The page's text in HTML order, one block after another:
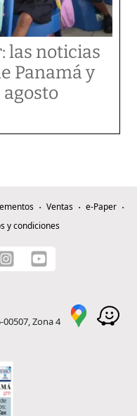
las noticias
Panamá y
Ventas
e-Paper
y condiciones
Zona 4